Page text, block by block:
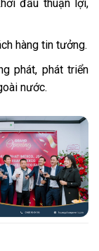
đầu thuận lợi,
hàng tin tưởng.
phát, phát triển
nước.